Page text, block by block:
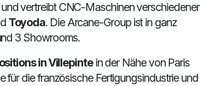
vertreibt CNC-Maschinen verschiedener
Toyoda. Die Arcane-Group ist in ganz
3 Showrooms.
in Villepintein der Nähe von Paris
die französische Fertigungsindustrie und